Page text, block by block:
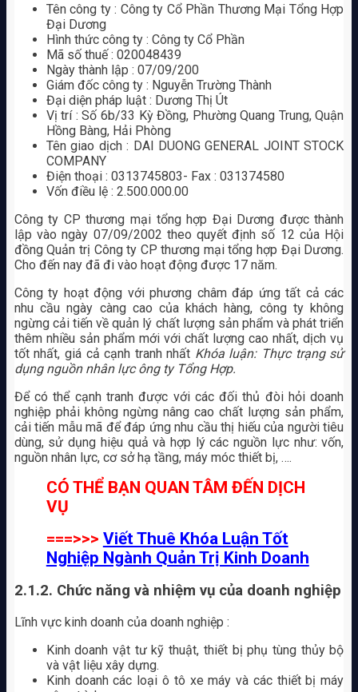
Tên công ty : Công ty Cổ Phần Thương Mại Tổng Hợp
Đại Dương
Hình thức công ty : Công ty Cổ Phần
Mã số thuế : 020048439
Ngày thành lập : 07/09/200
Giám đốc công ty : Nguyễn Trường Thành
Đại diện pháp luật : Dương Thị Út
Vị trí : Số 6b/33 Kỳ Đồng, Phường Quang Trung, Quận
Hồng Bàng, Hải Phòng
Tên giao dịch : DAI DUONG GENERAL JOINT STOCK
COMPANY
Điện thoại : 0313745803- Fax : 031374580
Vốn điều lệ : 2.500.000.00
Công ty CP thương mại tổng hợp Đại Dương được thành
lập vào ngày 07/09/2002 theo quyết định số 12 của Hội
đồng Quản trị Công ty CP thương mại tổng hợp Đại Dương.
Cho đến nay đã đi vào hoạt động được 17 năm.
Công ty hoạt động với phương châm đáp ứng tất cả các
nhu cầu ngày càng cao của khách hàng, công ty không
ngừng cải tiến về quản lý chất lượng sản phẩm và phát triển
thêm nhiều sản phẩm mới với chất lượng cao nhất, dịch vụ
tốt nhất, giá cả cạnh tranh nhất Khóa luận: Thực trạng sử
dụng nguồn nhân lực ông ty Tổng Hợp.
Để có thể cạnh tranh được với các đối thủ đòi hỏi doanh
nghiệp phải không ngừng nâng cao chất lượng sản phẩm,
cải tiến mẫu mã để đáp ứng nhu cầu thị hiếu của người tiêu
dùng, sử dụng hiệu quả và hợp lý các nguồn lực như: vốn,
nguồn nhân lực, cơ sở hạ tầng, máy móc thiết bị, ….
CÓ THỂ BẠN QUAN TÂM ĐẾN DỊCH
VỤ
===>>> Viết Thuê Khóa Luận Tốt
Nghiệp Ngành Quản Trị Kinh Doanh
2.1.2. Chức năng và nhiệm vụ của doanh nghiệp
Lĩnh vực kinh doanh của doanh nghiệp :
Kinh doanh vật tư kỹ thuật, thiết bị phụ tùng thủy bộ
và vật liệu xây dựng.
Kinh doanh các loại ô tô xe máy và các thiết bị máy